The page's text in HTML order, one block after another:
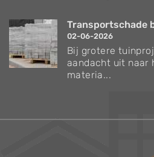
Transportschade
02-06-2026
Bij grotere
aandacht uit naar
materia...